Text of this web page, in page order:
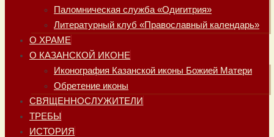
Паломническая служба «Одигитрия»
Литературный клуб «Православный календарь»
О ХРАМЕ
О КАЗАНСКОЙ ИКОНЕ
Иконография Казанской иконы Божией Матери
Обретение иконы
СВЯЩЕННОСЛУЖИТЕЛИ
ТРЕБЫ
ИСТОРИЯ